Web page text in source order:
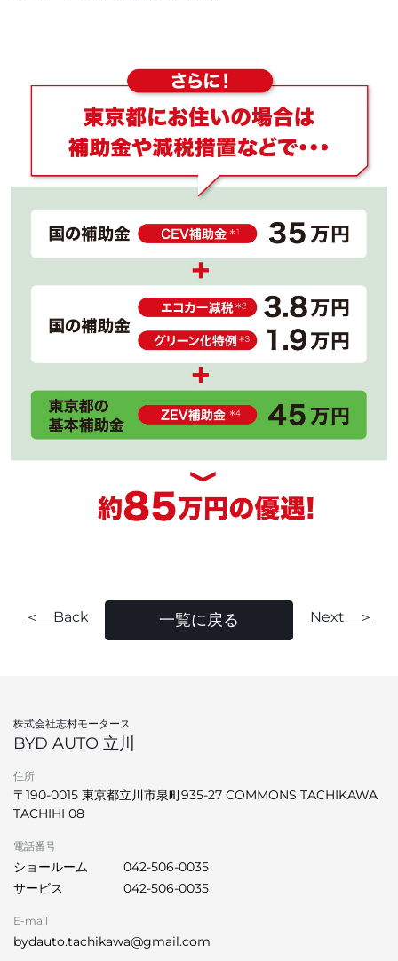
＜ Back 一覧に戻る Next ＞
株式会社志村モータース
BYD AUTO 立川
住所
〒190-0015 東京都立川市泉町935-27 COMMONS TACHIKAWA
TACHIHI 08
電話番号
ショールーム
042-506-0035
サービス
042-506-0035
E-mail
bydauto.tachikawa@gmail.com